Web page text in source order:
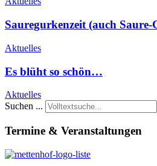
Sauregurkenzeit (auch
Aktuelles
Es blüht so schön…
Aktuelles
Suchen ...
Termine & Veranstaltungen